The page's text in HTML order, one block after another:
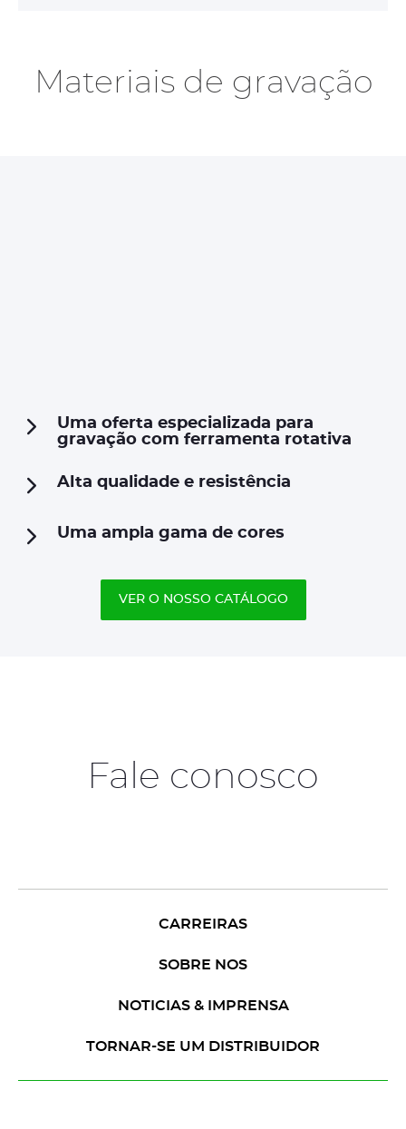
Materiais de gravação
Uma oferta especializada para
gravação com ferramenta rotativa
Alta qualidade e resistência
Uma ampla gama de cores
VER O NOSSO CATÁLOGO
Fale conosco
CARREIRAS
SOBRE NOS
NOTICIAS & IMPRENSA
TORNAR-SE UM DISTRIBUIDOR